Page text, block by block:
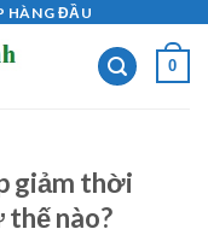
HÀNG ĐẦU
0
giảm thời
thế nào?